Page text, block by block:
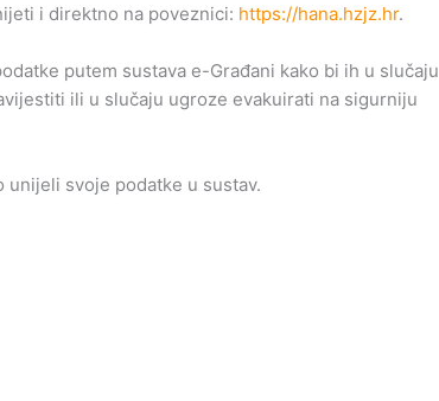
i direktno na poveznici: https://hana.hzjz.hr.
putem sustava e-Građani kako bi ih u slučaju
ili u slučaju ugroze evakuirati na sigurniju
unijeli svoje podatke u sustav.